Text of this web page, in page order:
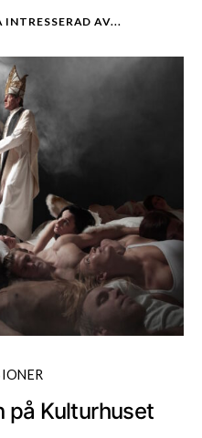
AV...
på Kulturhuset